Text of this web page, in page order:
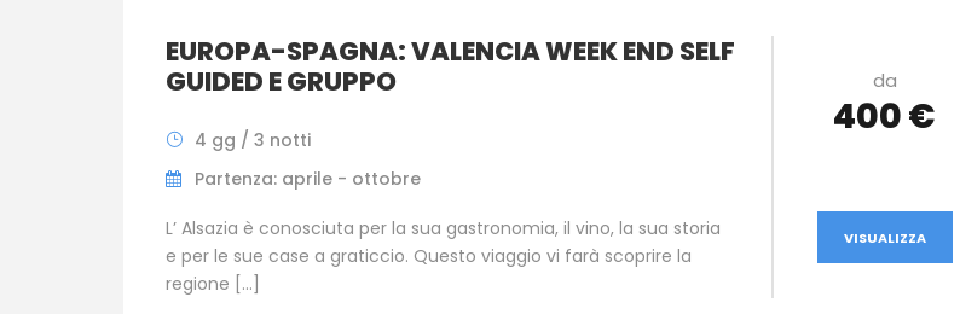
EUROPA-SPAGNA: VALENCIA WEEK END SELF
GUIDED E GRUPPO
4 gg / 3 notti
Partenza: aprile - ottobre
L’ Alsazia è conosciuta per la sua gastronomia, il vino, la sua storia
e per le sue case a graticcio. Questo viaggio vi farà scoprire la
regione […]
da
400 €
VISUALIZZA